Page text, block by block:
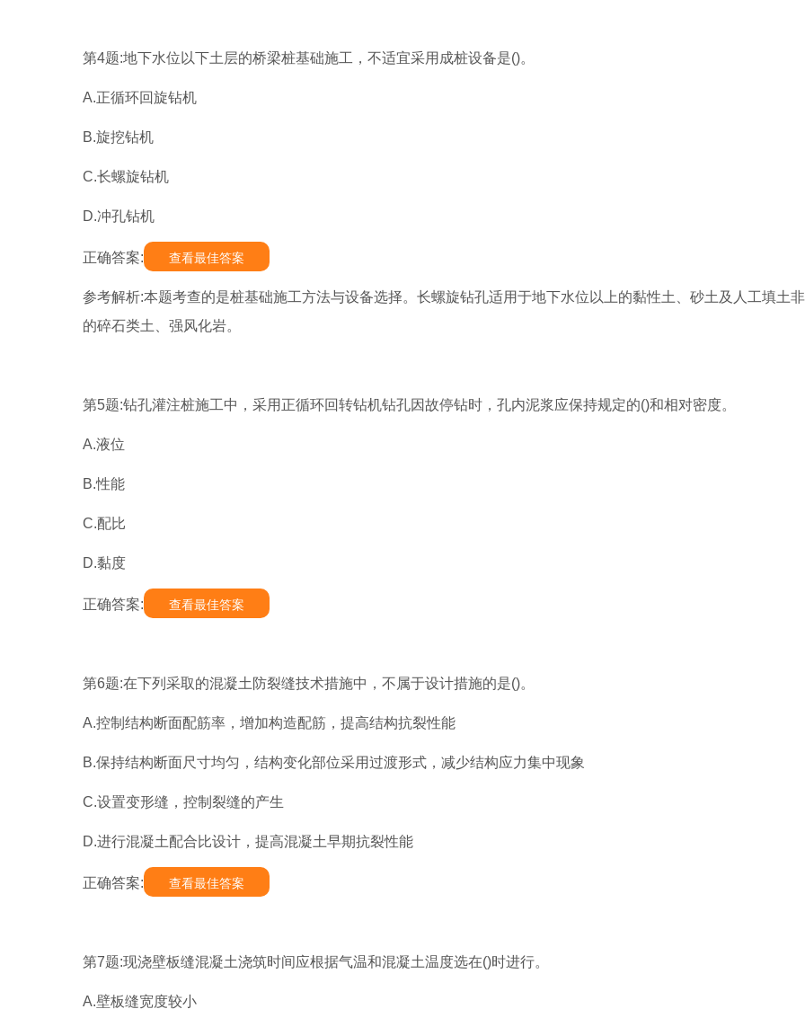
第4题:地下水位以下土层的桥梁桩基础施工，不适宜采用成桩设备是()。
A.正循环回旋钻机
B.旋挖钻机
C.长螺旋钻机
D.冲孔钻机
正确答案: 查看最佳答案
参考解析:本题考查的是桩基础施工方法与设备选择。长螺旋钻孔适用于地下水位以上的黏性土、砂土及人工填土
的碎石类土、强风化岩。
第5题:钻孔灌注桩施工中，采用正循环回转钻机钻孔因故停钻时，孔内泥浆应保持规定的()和相对密度。
A.液位
B.性能
C.配比
D.黏度
正确答案: 查看最佳答案
第6题:在下列采取的混凝土防裂缝技术措施中，不属于设计措施的是()。
A.控制结构断面配筋率，增加构造配筋，提高结构抗裂性能
B.保持结构断面尺寸均匀，结构变化部位采用过渡形式，减少结构应力集中现象
C.设置变形缝，控制裂缝的产生
D.进行混凝土配合比设计，提高混凝土早期抗裂性能
正确答案: 查看最佳答案
第7题:现浇壁板缝混凝土浇筑时间应根据气温和混凝土温度选在()时进行。
A.壁板缝宽度较小